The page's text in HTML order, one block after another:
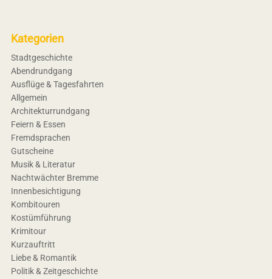
Kategorien
Stadtgeschichte
Abendrundgang
Ausflüge & Tagesfahrten
Allgemein
Architekturrundgang
Feiern & Essen
Fremdsprachen
Gutscheine
Musik & Literatur
Nachtwächter Bremme
Innenbesichtigung
Kombitouren
Kostümführung
Krimitour
Kurzauftritt
Liebe & Romantik
Politik & Zeitgeschichte